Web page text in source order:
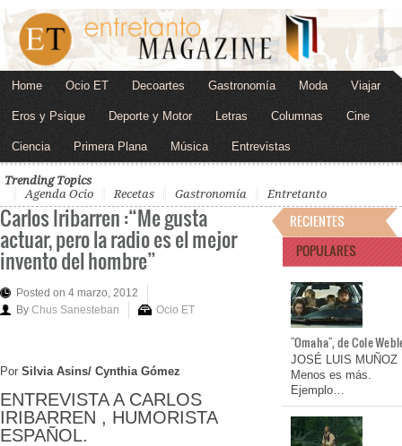
Home Ocio ET Decoartes Gastronomía Moda Viajar
Eros y Psique Deporte y Motor Letras Columnas Cine
Ciencia Primera Plana Música Entrevistas
Trending Topics
Agenda Ocio
Recetas Gastronomía Entretanto
Carlos Iribarren :“Me gusta
actuar, pero la radio es el mejor
invento del hombre”
Posted on 4 marzo, 2012
By Chus Sanesteban Ocio ET
Por Silvia Asins/ Cynthia Gómez
ENTREVISTA A CARLOS
IRIBARREN , HUMORISTA
ESPAÑOL.
RECIENTES
POPULARES
"Omaha", de Cole
JOSÉ LUIS MUÑOZ
Menos es más.
Ejemplo…